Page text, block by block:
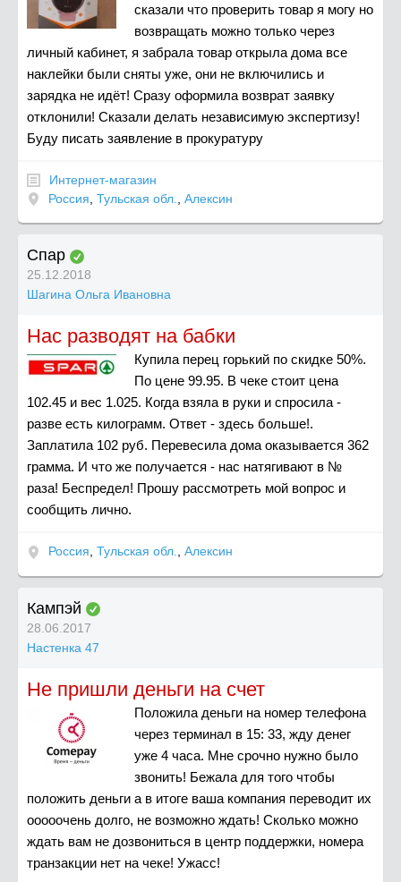
сказали что проверить товар я могу но
возвращать можно только через
личный кабинет, я забрала товар открыла дома все
наклейки были сняты уже, они не включились и
зарядка не идёт! Сразу оформила возврат заявку
отклонили! Сказали делать независимую экспертизу!
Буду писать заявление в прокуратуру
Интернет-магазин
Россия Тульская обл. Алексин
Спар
25.12.2018
Шагина Ольга Ивановна
Нас разводят на бабки
Купила перец горький по скидке 50%.
По цене 99.95. В чеке стоит цена
102.45 и вес 1.025. Когда взяла в руки и спросила -
разве есть килограмм. Ответ - здесь больше!.
Заплатила 102 руб. Перевесила дома оказывается 362
грамма. И что же получается - нас натягивают в №
раза! Беспредел! Прошу рассмотреть мой вопрос и
сообщить лично.
Россия, Тульская обл., Алексин
Кампэй
28.06.2017
Настенка 47
Не пришли деньги на счет
Положила деньги на номер телефона
через терминал в 15: 33, жду денег
уже 4 часа. Мне срочно нужно было
звонить! Бежала для того чтобы
положить деньги а в итоге ваша компания переводит их
ооооочень долго, не возможно ждать! Сколько можно
ждать вам не дозвониться в центр поддержки, номера
транзакции нет на чеке! Ужасс!